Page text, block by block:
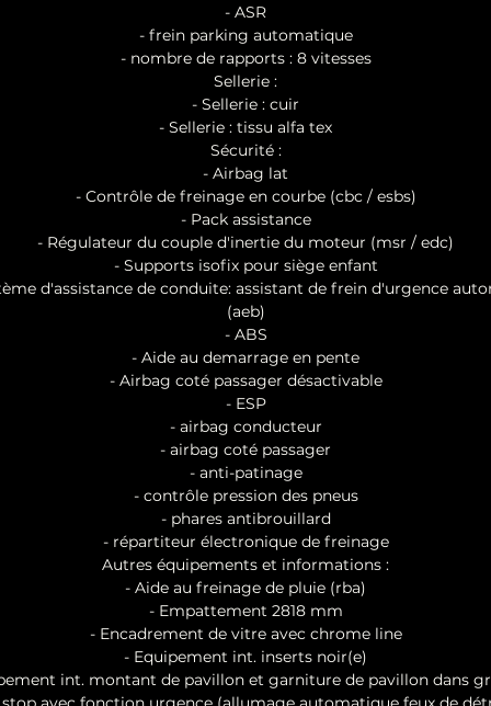
- ASR
- frein parking automatique
- nombre de rapports : 8 vitesses
Sellerie :
- Sellerie : cuir
- Sellerie : tissu alfa tex
Sécurité :
- Airbag lat
- Contrôle de freinage en courbe (cbc / esbs)
- Pack assistance
- Régulateur du couple d'inertie du moteur (msr / edc)
- Supports isofix pour siège enfant
d'assistance de conduite: assistant de frein d'urgence
(aeb)
- ABS
- Aide au demarrage en pente
- Airbag coté passager désactivable
- ESP
- airbag conducteur
- airbag coté passager
- anti-patinage
- contrôle pression des pneus
- phares antibrouillard
- répartiteur électronique de freinage
Autres équipements et informations :
- Aide au freinage de pluie (rba)
- Empattement 2818 mm
- Encadrement de vitre avec chrome line
- Equipement int. inserts noir(e)
int. montant de pavillon et garniture de pavillon dans